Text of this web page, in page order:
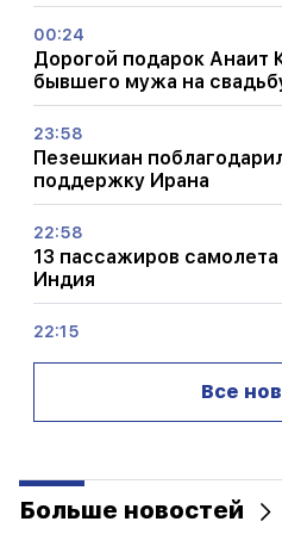
00:24
Дорогой подарок Анаит
бывшего мужа на
23:58
Пезешкиан
поддержку Ирана
22:58
13 пассажиров
Индия
22:15
Ереване произошел
Все
Больше новостей